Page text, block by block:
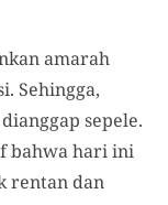
amarah
Sehingga,
sepele.
bahwa hari ini
rentan dan